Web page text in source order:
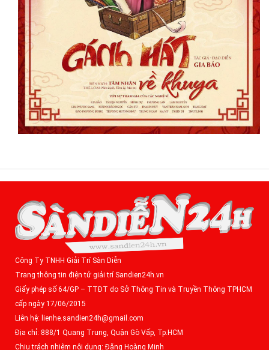
Công Ty TNHH Giải Trí Sàn Diễn
Trang thông tin điện tử giải trí Sandien24h.vn
Giấy phép số 64/GP – TTĐT do Sở Thông Tin và Truyền Thông TPHCM
cấp ngày 17/06/2015
Liên hệ: lienhe.sandien24h@gmail.com
Địa chỉ: 888/1 Quang Trung, Quận Gò Vấp, Tp.HCM
Chịu trách nhiệm nội dung: Đặng Hoàng Minh